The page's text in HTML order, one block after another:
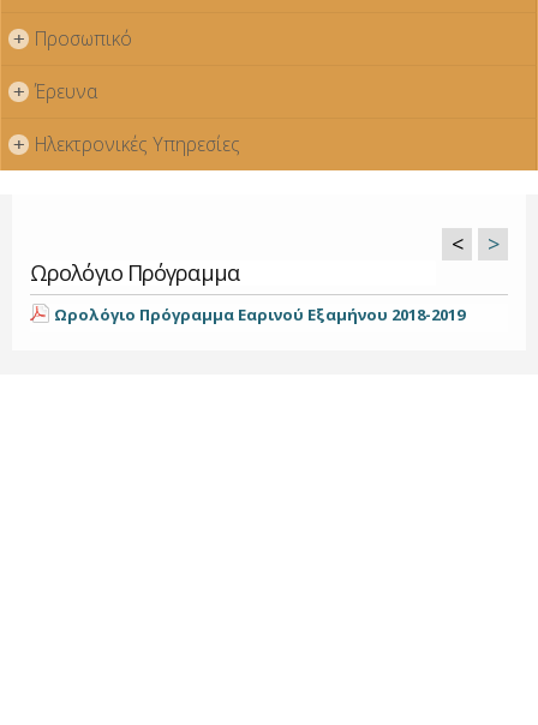
+ Προσωπικό
+ Έρευνα
+ Ηλεκτρονικές Υπηρεσίες
Ωρολόγιο Πρόγραμμα
< >
Ωρολόγιο Πρόγραμμα Εαρινού Εξαμήνου 2018-2019